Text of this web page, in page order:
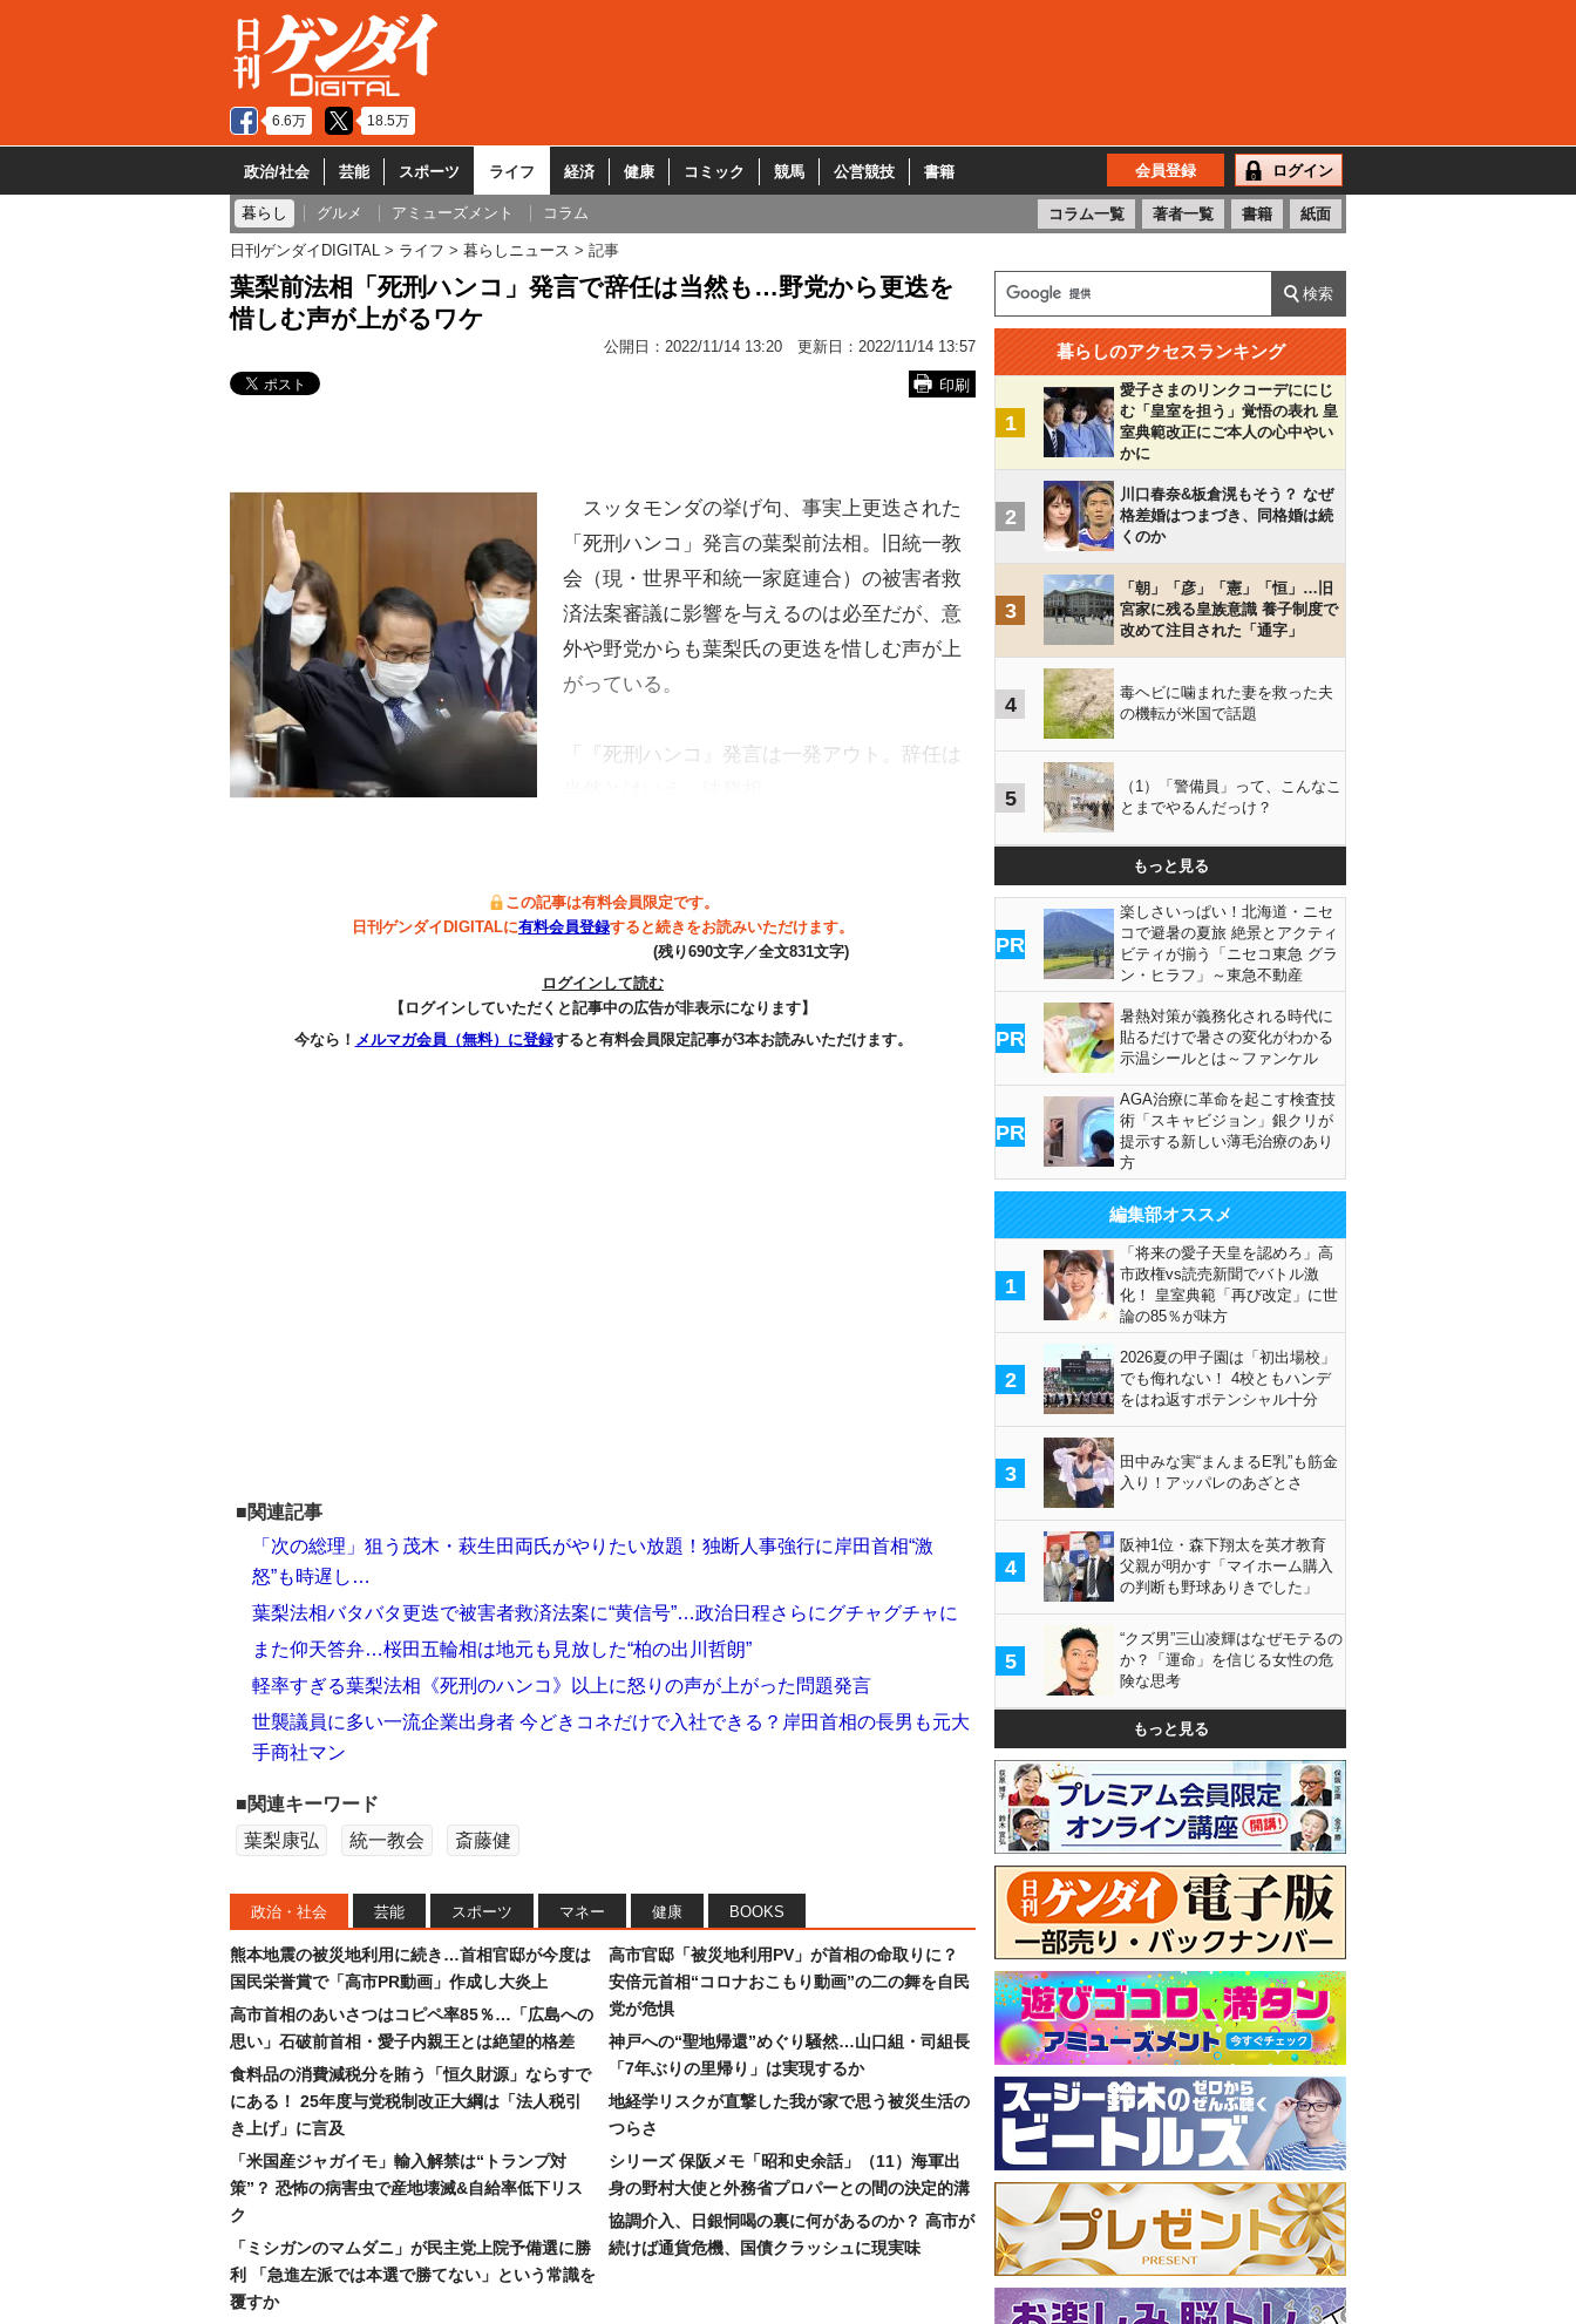
6.6万 18.5万
政治/社会 芸能 スポーツ ライフ 経済 健康 コミック 競馬 公営競技 書籍 会員登録 ログイン
暮らし グルメ アミューズメント コラム コラム一覧 著者一覧 書籍 紙面
日刊ゲンダイDIGITAL ライフ 暮らしニュース 記事
葉梨前法相「死刑ハンコ」発言で辞任は当然も…野党から更迭を
惜しむ声が上がるワケ
公開日： 2022/11/14 13:20 更新日： 2022/11/14 13:57
印刷
スッタモンダの挙げ句、事実上更迭された
「死刑ハンコ」発言の葉梨前法相。旧統一教
会（現・世界平和統一家庭連合）の被害者救
済法案審議に影響を与えるのは必至だが、意
外や野党からも葉梨氏の更迭を惜しむ声が上
がっている。
「『死刑ハンコ』発言は一発アウト。辞任は
この記事は有料会員限定です。
日刊ゲンダイDIGITALに有料会員登録すると続きをお読みいただけます。
(残り690文字／全文831文字)
ログインして読む
【ログインしていただくと記事中の広告が非表示になります】
今なら！ メルマガ会員（無料）に登録すると有料会員限定記事が3本お読みいただけます。
■関連記事
「次の総理」狙う茂木・萩生田両氏がやりたい放題！独断人事強行に岸田首相“激
怒”も時遅し…
葉梨法相バタバタ更迭で被害者救済法案に“黄信号”…政治日程さらにグチャグチャに
また仰天答弁…桜田五輪相は地元も見放した“柏の出川哲朗”
軽率すぎる葉梨法相《死刑のハンコ》以上に怒りの声が上がった問題発言
世襲議員に多い一流企業出身者 今どきコネだけで入社できる？岸田首相の長男も元大
手商社マン
■関連キーワード
葉梨康弘
統一教会 斎藤健
政治・社会 芸能 スポーツ マネー 健康 BOOKS
熊本地震の被災地利用に続き…首相官邸が今度は
国民栄誉賞で「高市PR動画」作成し大炎上
高市首相のあいさつはコピペ率85％…「広島への
思い」石破前首相・愛子内親王とは絶望的格差
食料品の消費減税分を賄う「恒久財源」ならすで
にある！ 25年度与党税制改正大綱は「法人税引
き上げ」に言及
「米国産ジャガイモ」輸入解禁は“トランプ対
策”？ 恐怖の病害虫で産地壊滅&自給率低下リス
ク
「ミシガンのマムダニ」が民主党上院予備選に勝
利 「急進左派では本選で勝てない」という常識を
覆すか
高市官邸「被災地利用PV」が首相の命取りに？
安倍元首相“コロナおこもり動画”の二の舞を自民
党が危惧
神戸への“聖地帰還”めぐり騒然…山口組・司組長
「7年ぶりの里帰り」は実現するか
地経学リスクが直撃した我が家で思う被災生活の
つらさ
シリーズ 保阪メモ「昭和史余話」（11）海軍出
身の野村大使と外務省プロパーとの間の決定的溝
協調介入、日銀恫喝の裏に何があるのか？ 高市が
続けば通貨危機、国債クラッシュに現実味
暮らしのアクセスランキング
1
愛子さまのリンクコーデににじ
む「皇室を担う」覚悟の表れ 皇
室典範改正にご本人の心中やい
かに
2
川口春奈&板倉滉もそう？ なぜ
格差婚はつまづき、同格婚は続
くのか
3
「朝」「彦」「憲」「恒」…旧
宮家に残る皇族意識 養子制度で
改めて注目された「通字」
4
毒ヘビに噛まれた妻を救った夫
の機転が米国で話題
5
（1）「警備員」って、こんなこ
とまでやるんだっけ？
もっと見る
PR
楽しさいっぱい！北海道・ニセ
コで避暑の夏旅 絶景とアクティ
ビティが揃う「ニセコ東急 グラ
ン・ヒラフ」～東急不動産
PR
暑熱対策が義務化される時代に
貼るだけで暑さの変化がわかる
示温シールとは～ファンケル
PR
AGA治療に革命を起こす検査技
術「スキャビジョン」銀クリが
提示する新しい薄毛治療のあり
方
編集部オススメ
1
「将来の愛子天皇を認めろ」高
市政権vs読売新聞でバトル激
化！ 皇室典範「再び改定」に世
論の85％が味方
2
2026夏の甲子園は「初出場校」
でも侮れない！ 4校ともハンデ
をはね返すポテンシャル十分
3
田中みな実“まんまるE乳”も筋金
入り！アッパレのあざとさ
4
阪神1位・森下翔太を英才教育
父親が明かす「マイホーム購入
の判断も野球ありきでした」
5
“クズ男”三山凌輝はなぜモテるの
か？「運命」を信じる女性の危
険な思考
もっと見る